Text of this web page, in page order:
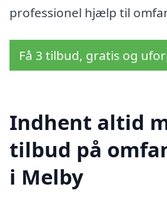
professionel hjælp til
Få 3 tilbud, gratis og
Indhent altid
tilbud på
i Melby